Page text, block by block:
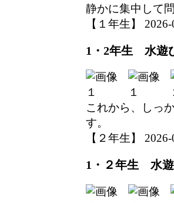
静かに集中して
【１年生】
1・2年生 水
これから、しっ
す。
【２年生】
1・２年生 水